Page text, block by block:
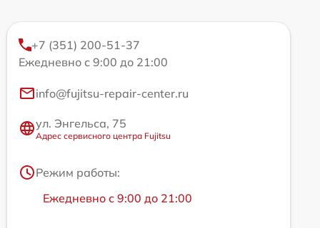
+7 (351) 200-51-37
Ежедневно с 9:00 до 21:00
info@fujitsu-repair-center.ru
ул. Энгельса, 75
Адрес сервисного центра Fujitsu
Режим работы:
Ежедневно с 9:00 до 21:00